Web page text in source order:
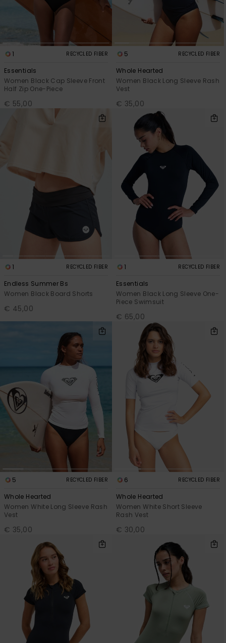
1 RECYCLED FIBER
Essentials
Women Black Cap Sleeve Front
Half Zip One-Piece
€ 55,00
5 RECYCLED FIBER
Whole Hearted
Women Black Long Sleeve Rash
Vest
€ 35,00
1 RECYCLED FIBER
Endless Summer Bs
Women Black Board Shorts
€ 45,00
1 RECYCLED FIBER
Essentials
Women Black Long Sleeve One-
Piece Swimsuit
€ 65,00
5 RECYCLED FIBER
Whole Hearted
Women White Long Sleeve Rash
Vest
€ 35,00
6 RECYCLED FIBER
Whole Hearted
Women White Short Sleeve
Rash Vest
€ 30,00